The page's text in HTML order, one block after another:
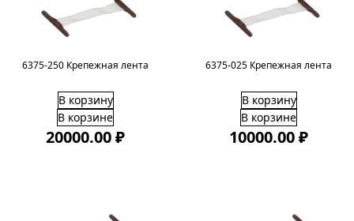
6375-250 Крепежная лента
В корзину
В корзине
20000.00 ₽
6375-025 Крепежная лента
В корзину
В корзине
10000.00 ₽